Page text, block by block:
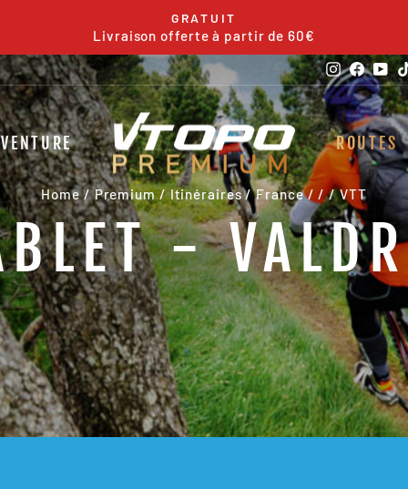
Pause
slideshow
GRATUIT
Livraison offerte à partir de 60€
ROUTES
Home / Premium / Itinéraires / France / / / VTT
-